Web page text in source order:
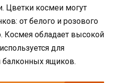
космеи могут
от белого и розового
Космея обладает высокой
для
балконных ящиков.